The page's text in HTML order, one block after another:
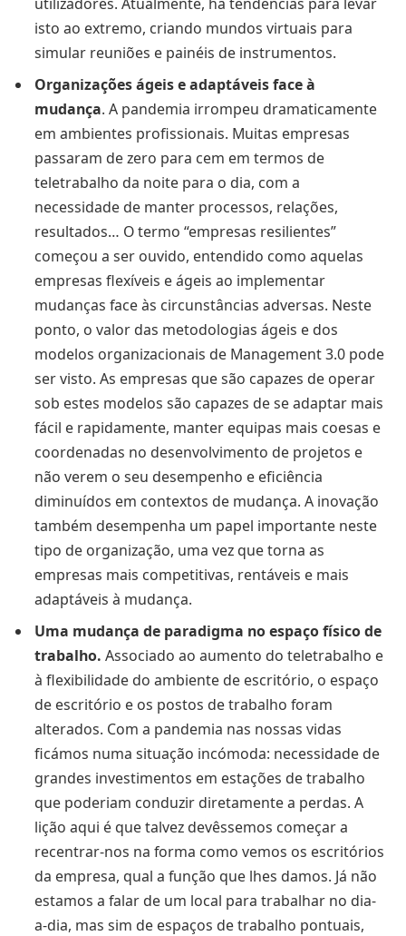
isto ao extremo, criando mundos virtuais para
simular reuniões e painéis de instrumentos.
Organizações ágeis e adaptáveis face à
mudança. A pandemia irrompeu dramaticamente
em ambientes profissionais. Muitas empresas
passaram de zero para cem em termos de
teletrabalho da noite para o dia, com a
necessidade de manter processos, relações,
resultados… O termo “empresas resilientes”
começou a ser ouvido, entendido como aquelas
empresas flexíveis e ágeis ao implementar
mudanças face às circunstâncias adversas. Neste
ponto, o valor das metodologias ágeis e dos
modelos organizacionais de Management 3.0 pode
ser visto. As empresas que são capazes de operar
sob estes modelos são capazes de se adaptar mais
fácil e rapidamente, manter equipas mais coesas e
coordenadas no desenvolvimento de projetos e
não verem o seu desempenho e eficiência
diminuídos em contextos de mudança. A inovação
também desempenha um papel importante neste
tipo de organização, uma vez que torna as
empresas mais competitivas, rentáveis e mais
adaptáveis à mudança.
Uma mudança de paradigma no espaço físico de
trabalho. Associado ao aumento do teletrabalho e
à flexibilidade do ambiente de escritório, o espaço
de escritório e os postos de trabalho foram
alterados. Com a pandemia nas nossas vidas
ficámos numa situação incómoda: necessidade de
grandes investimentos em estações de trabalho
que poderiam conduzir diretamente a perdas. A
lição aqui é que talvez devêssemos começar a
recentrar-nos na forma como vemos os escritórios
da empresa, qual a função que lhes damos. Já não
estamos a falar de um local para trabalhar no dia-
a-dia, mas sim de espaços de trabalho pontuais,